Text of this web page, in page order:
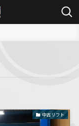
中古リフト